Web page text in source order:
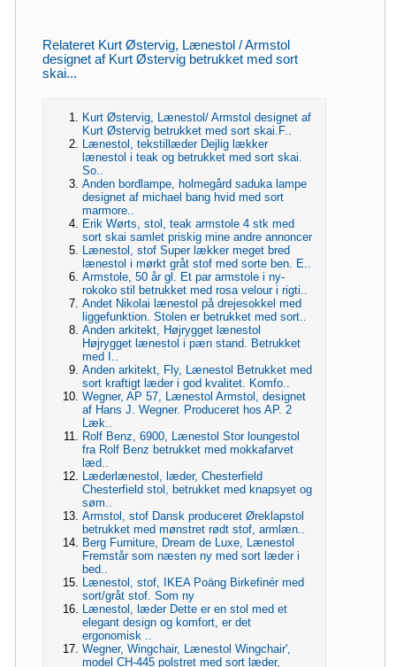
Relateret Kurt Østervig, Lænestol / Armstol
designet af Kurt Østervig betrukket med sort
skai...
Kurt Østervig, Lænestol/ Armstol designet af
Kurt Østervig betrukket med sort skai.F..
Lænestol, tekstillæder Dejlig lækker
lænestol i teak og betrukket med sort skai.
So..
Anden bordlampe, holmegård saduka lampe
designet af michael bang hvid med sort
marmore..
Erik Wørts, stol, teak armstole 4 stk med
sort skai samlet priskig mine andre annoncer
Lænestol, stof Super lækker meget bred
lænestol i mørkt gråt stof med sorte ben. E..
Armstole, 50 år gl. Et par armstole i ny-
rokoko stil betrukket med rosa velour i rigti..
Andet Nikolai lænestol på drejesokkel med
liggefunktion. Stolen er betrukket med sort..
Anden arkitekt, Højrygget lænestol
Højrygget lænestol i pæn stand. Betrukket
med I..
Anden arkitekt, Fly, Lænestol Betrukket med
sort kraftigt læder i god kvalitet. Komfo..
Wegner, AP 57, Lænestol Armstol, designet
af Hans J. Wegner. Produceret hos AP. 2
Læk..
Rolf Benz, 6900, Lænestol Stor loungestol
fra Rolf Benz betrukket med mokkafarvet
læd..
Læderlænestol, læder, Chesterfield
Chesterfield stol, betrukket med knapsyet og
søm..
Armstol, stof Dansk produceret Øreklapstol
betrukket med mønstret rødt stof, armlæn..
Berg Furniture, Dream de Luxe, Lænestol
Fremstår som næsten ny med sort læder i
bed..
Lænestol, stof, IKEA Poäng Birkefinér med
sort/gråt stof. Som ny
Lænestol, læder Dette er en stol med et
elegant design og komfort, er det
ergonomisk ..
Wegner, Wingchair, Lænestol Wingchair',
model CH-445 polstret med sort læder,